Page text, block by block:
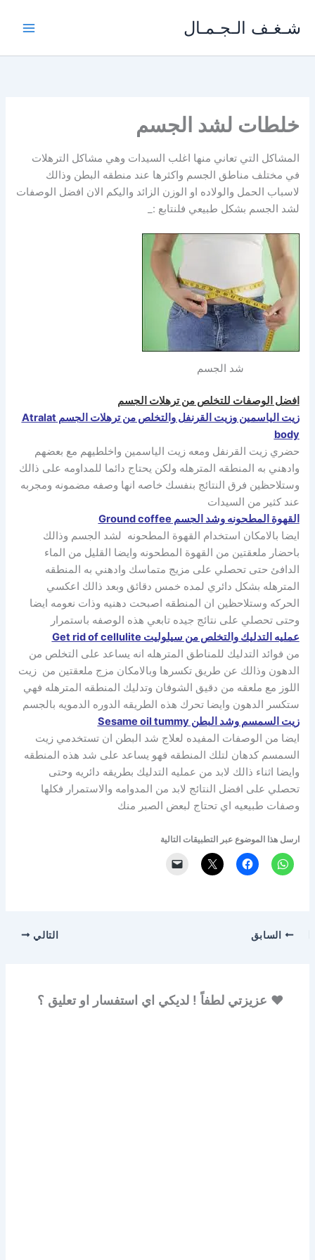
شـغـف الـجـمـال
خلطات لشد الجسم
المشاكل التي تعاني منها اغلب السيدات وهي مشاكل الترهلات
في مختلف مناطق الجسم واكثرها عند منطقه البطن وذالك
لاسباب الحمل والولاده او الوزن الزائد واليكم الان افضل الوصفات
لشد الجسم بشكل طبيعي فلنتابع :_
شد الجسم
افضل الوصفات للتخلص من ترهلات الجسم
زيت الياسمين وزيت القرنفل والتخلص من ترهلات الجسم Atralat
body
حضري زيت القرنفل ومعه زيت الياسمين واخلطيهم مع بعضهم
وادهني به المنطقه المترهله ولكن يحتاج دائما للمداومه على ذالك
وستلاحظين فرق النتائج بنفسك خاصه انها وصفه مضمونه ومجربه
عند كثير من السيدات
القهوة المطحونه وشد الجسم Ground coffee
ايضا بالامكان استخدام القهوة المطحونه لشد الجسم وذالك
باحضار ملعقتين من القهوة المطحونه وايضا القليل من الماء
الدافئ حتى تحصلي على مزيج متماسك وادهني به المنطقه
المترهله بشكل دائري لمده خمس دقائق وبعد ذالك اعكسي
الحركه وستلاحظين ان المنطقه اصبحت دهنيه وذات نعومه ايضا
وحتى تحصلي على نتائج جيده تابعي هذه الوصفه باستمرار
عمليه التدليك والتخلص من سيلوليت Get rid of cellulite
من فوائد التدليك للمناطق المترهله انه يساعد على التخلص من
الدهون وذالك عن طريق تكسرها وبالامكان مزج ملعقتين من زيت
اللوز مع ملعقه من دقيق الشوفان وتدليك المنطقه المترهله فهي
ستكسر الدهون وايضا تحرك هذه الطريقه الدوره الدمويه بالجسم
زيت السمسم وشد البطن Sesame oil tummy
ايضا من الوصفات المفيده لعلاج شد البطن ان تستخدمي زيت
السمسم كدهان لتلك المنطقه فهو يساعد على شد هذه المنطقه
وايضا اثناء ذالك لابد من عمليه التدليك بطريقه دائريه وحتى
تحصلي على افضل النتائج لابد من المدوامه والاستمرار فكلها
وصفات طبيعيه اي تحتاج لبعض الصبر منك
ارسل هذا الموضوع عبر التطبيقات التالية
السابق التالي
♥ عزيزتي لطفاً ! لديكي اي استفسار او تعليق ؟